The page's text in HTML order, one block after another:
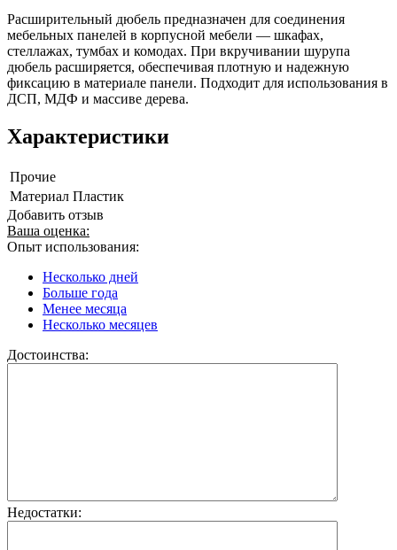
Расширительный дюбель предназначен для соединения
мебельных панелей в корпусной мебели — шкафах,
стеллажах, тумбах и комодах. При вкручивании шурупа
дюбель расширяется, обеспечивая плотную и надежную
фиксацию в материале панели. Подходит для использования в
ДСП, МДФ и массиве дерева.
Характеристики
Прочие
Материал Пластик
Добавить отзыв
Ваша оценка:
Опыт использования:
Несколько дней
Больше года
Менее месяца
Несколько месяцев
Достоинства:
Недостатки: